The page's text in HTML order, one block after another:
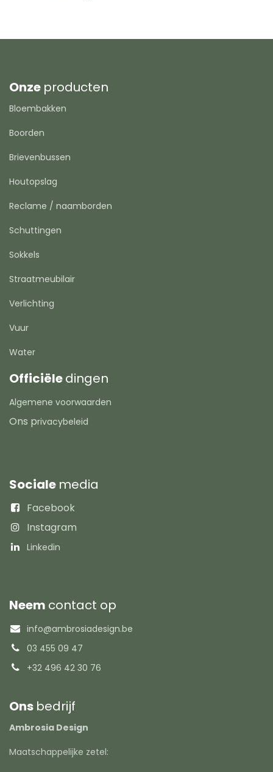
Onze producten
Bloembakken
Boorden
Brievenbussen
Houtopslag
Reclame / naamborden
Schuttingen
Sokkels
Straatmeubilair
Verlichting
Vuur
Water
Officiëledingen
Algemene voorwaarden
Ons privacybeleid
Sociale media
Facebook
Instagram
Linkedin
Neem contact op
info@ambrosiadesign.be
03 455 09 47
+32 496 42 30 76
Ons bedrijf
Ambrosia Design
Maatschappelijke zetel: